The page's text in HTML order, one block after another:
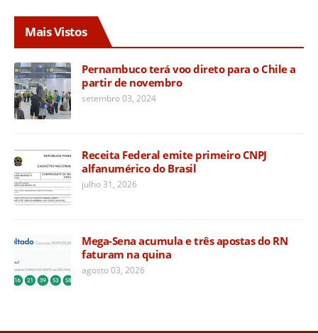
Mais Vistos
Pernambuco terá voo direto para o Chile a
partir de novembro
setembro 03, 2024
Receita Federal emite primeiro CNPJ
alfanumérico do Brasil
julho 31, 2026
Mega-Sena acumula e três apostas do RN
faturam na quina
agosto 03, 2026